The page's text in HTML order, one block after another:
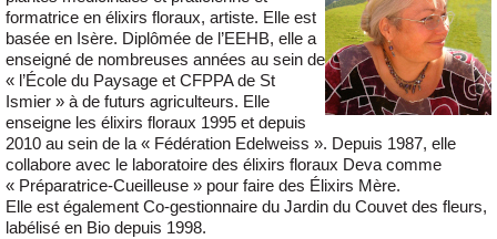
formatrice en élixirs floraux, artiste. Elle est
basée en Isère. Diplômée de l’EEHB, elle a
enseigné de nombreuses années au sein de
« l’École du Paysage et CFPPA de St
Ismier » à de futurs agriculteurs. Elle
enseigne les élixirs floraux 1995 et depuis
2010 au sein de la « Fédération Edelweiss ». Depuis 1987, elle
collabore avec le laboratoire des élixirs floraux Deva comme
« Préparatrice-Cueilleuse » pour faire des Élixirs Mère.
Elle est également Co-gestionnaire du Jardin du Couvet des fleurs,
labélisé en Bio depuis 1998.